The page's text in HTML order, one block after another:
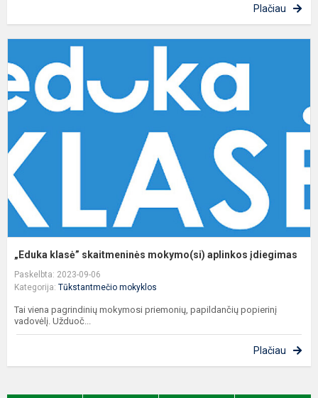
Plačiau
„Eduka klasė” skaitmeninės mokymo(si) aplinkos įdiegimas
Paskelbta: 2023-09-06
Kategorija: Tūkstantmečio mokyklos
Tai viena pagrindinių mokymosi priemonių, papildančių popierinį
vadovėlį. Užduoč...
Plačiau